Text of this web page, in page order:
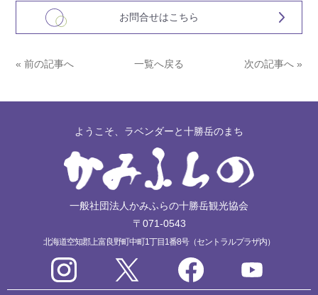
お問合せはこちら
« 前の記事へ 一覧へ戻る 次の記事へ »
ようこそ、ラベンダーと十勝岳のまち
一般社団法人かみふらの十勝岳観光協会
〒071-0543
北海道空知郡上富良野町中町1丁目1番8号（セントラルプラザ内）